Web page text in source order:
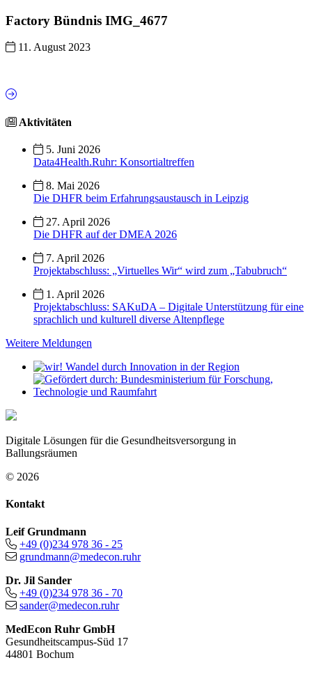
Factory Bündnis IMG_4677
11. August 2023
Aktivitäten
5. Juni 2026
Data4Health.Ruhr: Konsortialtreffen
8. Mai 2026
Die DHFR beim Erfahrungsaustausch in Leipzig
27. April 2026
Die DHFR auf der DMEA 2026
7. April 2026
Projektabschluss: „Virtuelles Wir“ wird zum „Tabubruch“
1. April 2026
Projektabschluss: SAKuDA – Digitale Unterstützung für eine
sprachlich und kulturell diverse Altenpflege
Weitere Meldungen
Digitale Lösungen für die Gesundheitsversorgung in
Ballungsräumen
© 2026
Kontakt
Leif Grundmann
+49 (0)234 978 36 - 25
grundmann@medecon.ruhr
Dr. Jil Sander
+49 (0)234 978 36 - 70
sander@medecon.ruhr
MedEcon Ruhr GmbH
Gesundheitscampus-Süd 17
44801 Bochum